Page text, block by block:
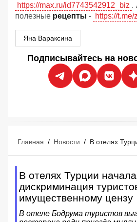
https://max.ru/id7743542912_biz .
полезные рецепты - https://
Яна Вараксина
Подписывайтесь на
Главная / Новости /
В отелях Турции
дискриминация
имущественному цензу
В отеле Бодрума туристов